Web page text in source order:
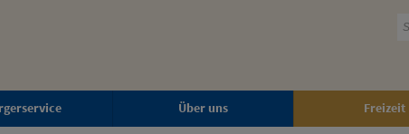
Über uns Freizeit